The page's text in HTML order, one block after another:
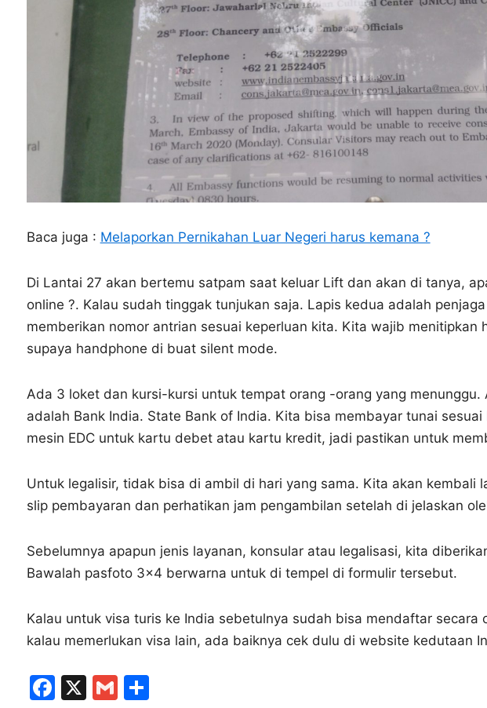
Baca juga : Melaporkan Pernikahan Luar Negeri harus kemana ?
Di Lantai 27 akan bertemu satpam saat keluar Lift dan akan di tanya,
online ?. Kalau sudah tinggak tunjukan saja. Lapis kedua adalah
memberikan nomor antrian sesuai keperluan kita. Kita wajib menitipkan
supaya handphone di buat silent mode.
Ada 3 loket dan kursi-kursi untuk tempat orang -orang yang menunggu.
adalah Bank India. State Bank of India. Kita bisa membayar tunai
mesin EDC untuk kartu debet atau kartu kredit, jadi pastikan untuk
Untuk legalisir, tidak bisa di ambil di hari yang sama. Kita akan kembali
slip pembayaran dan perhatikan jam pengambilan setelah di jelaskan
Sebelumnya apapun jenis layanan, konsular atau legalisasi, kita
Bawalah pasfoto 3×4 berwarna untuk di tempel di formulir tersebut.
Kalau untuk visa turis ke India sebetulnya sudah bisa mendaftar secara
kalau memerlukan visa lain, ada baiknya cek dulu di website kedutaan
F X G S